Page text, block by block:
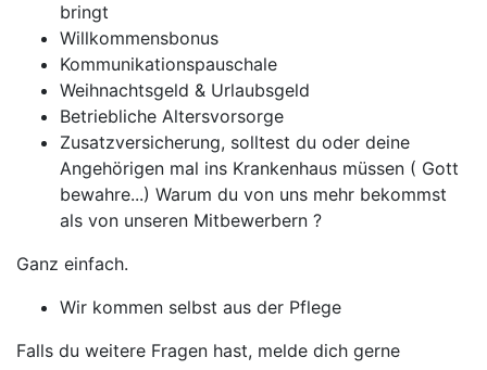
bringt
Willkommensbonus
Kommunikationspauschale
Weihnachtsgeld & Urlaubsgeld
Betriebliche Altersvorsorge
Zusatzversicherung, solltest du oder deine
Angehörigen mal ins Krankenhaus müssen ( Gott
bewahre...) Warum du von uns mehr bekommst
als von unseren Mitbewerbern ?
Ganz einfach.
Wir kommen selbst aus der Pflege
Falls du weitere Fragen hast, melde dich gerne